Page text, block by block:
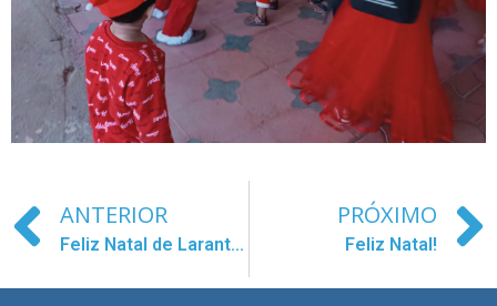
ANTERIOR
Feliz Natal de Larantuka!
PRÓXIMO
Feliz Natal!